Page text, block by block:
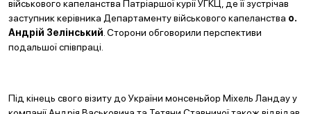
військового капеланства Патріаршої курії УГКЦ, де її зустрічав
заступник керівника Департаменту військового капеланства о.
Андрій Зелінський . Сторони обговорили перспективи
подальшої співпраці.
Під кінець свого візиту до України монсеньйор Міхель Ландау у